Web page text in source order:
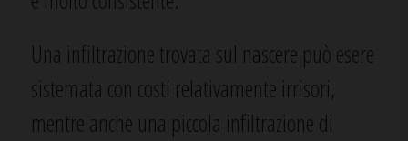
Una infiltrazione trovata sul nascere può esere
sistemata con costi relativamente irrisori,
mentre anche una piccola infiltrazione di